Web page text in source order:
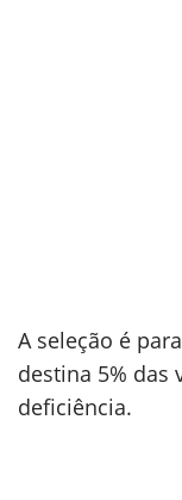
A seleção é
destina 5% das
deficiência.